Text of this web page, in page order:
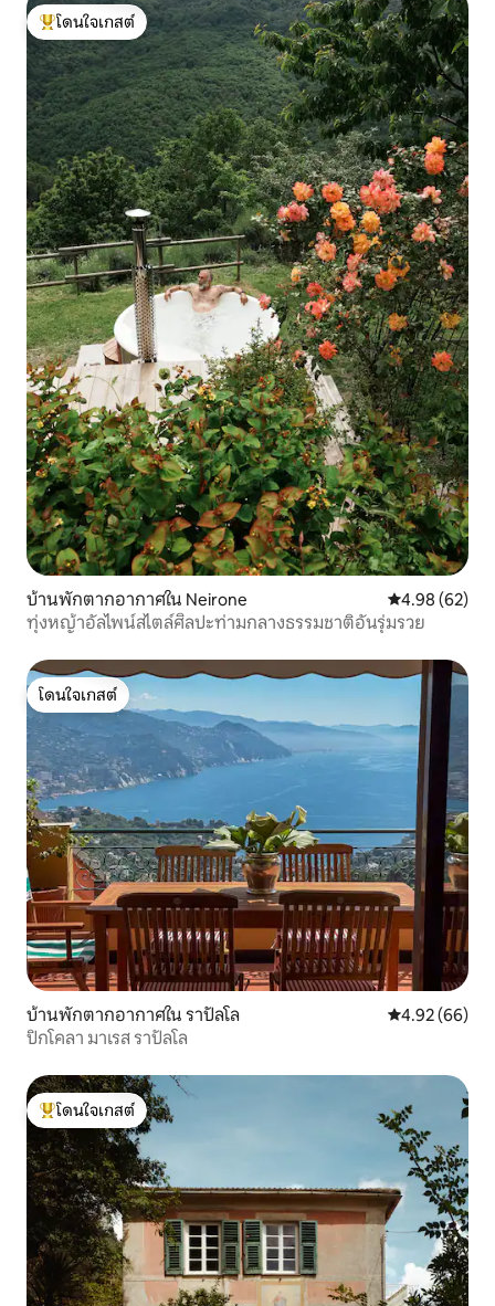
โดนใจเกสต์ที่สุด
โดนใจเกสต์
บ้านพักตากอากาศใน Neirone คะแนนเฉลี่ย
4.98 (62)
ทุ่งหญ้าอัลไพน์สไตล์ศิลปะท่ามกลางธรรมชาติอันรุ่มรวย
โดนใจเกสต์
โดนใจเกสต์
บ้านพักตากอากาศใน ราปัลโล คะแนนเฉลี่ย
4.92 (66)
ปิกโคลา มาเรส ราปัลโล
โดนใจเกสต์ที่สุด
โดนใจเกสต์